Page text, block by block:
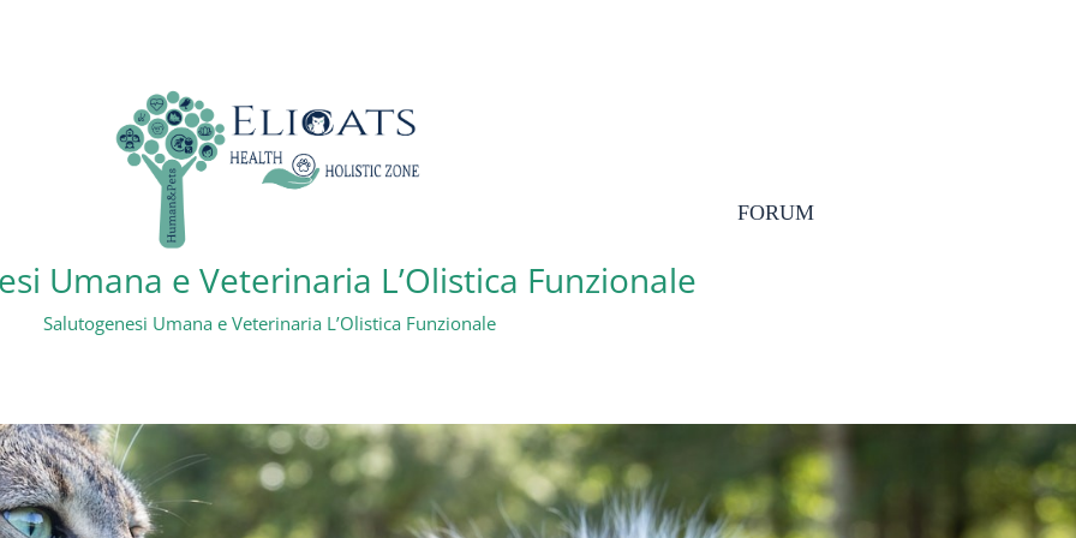
Umana e Veterinaria L’Olistica Funzionale
Salutogenesi Umana e Veterinaria L’Olistica Funzionale
FORUM